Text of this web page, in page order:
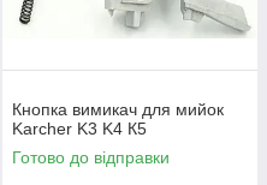
Кнопка вимикач для мийок
Karcher K3 K4 К5
Готово до відправки